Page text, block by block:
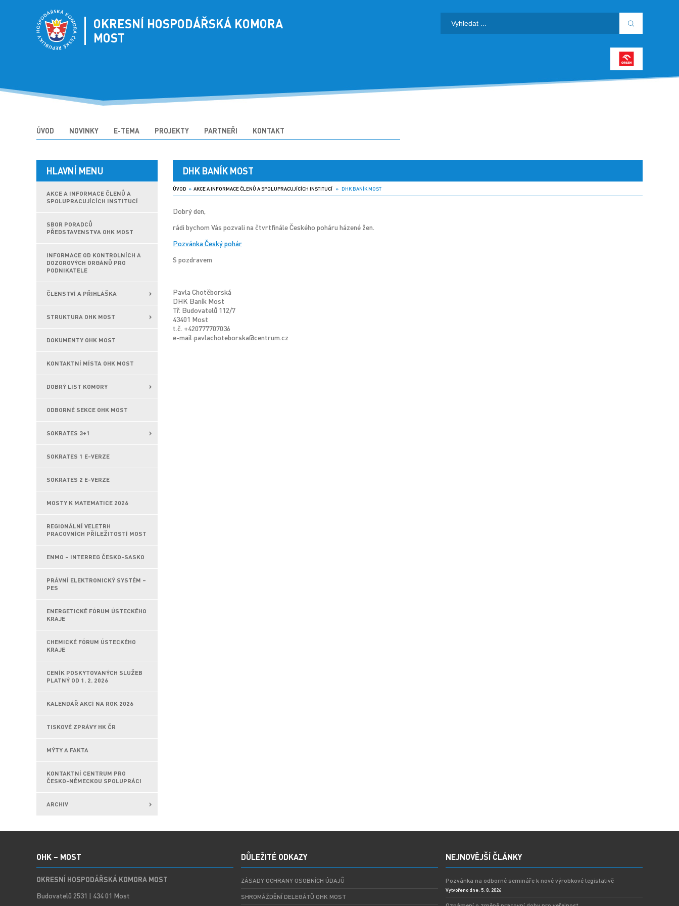
OKRESNÍ HOSPODÁŘSKÁ KOMORA
MOST
ÚVOD NOVINKY E-TEMA PROJEKTY PARTNEŘI KONTAKT
HLAVNÍ MENU
AKCE A INFORMACE ČLENŮ A
SPOLUPRACUJÍCÍCH INSTITUCÍ
SBOR PORADCŮ
PŘEDSTAVENSTVA OHK MOST
INFORMACE OD KONTROLNÍCH A
DOZOROVÝCH ORGÁNŮ PRO
PODNIKATELE
ČLENSTVÍ A PŘIHLÁŠKA
STRUKTURA OHK MOST
DOKUMENTY OHK MOST
KONTAKTNÍ MÍSTA OHK MOST
DOBRÝ LIST KOMORY
ODBORNÉ SEKCE OHK MOST
SOKRATES 3+1
SOKRATES 1 E-VERZE
SOKRATES 2 E-VERZE
MOSTY K MATEMATICE 2026
REGIONÁLNÍ VELETRH
PRACOVNÍCH PŘÍLEŽITOSTÍ MOST
ENMO – INTERREG ČESKO-SASKO
PRÁVNÍ ELEKTRONICKÝ SYSTÉM –
PES
ENERGETICKÉ FÓRUM ÚSTECKÉHO
KRAJE
CHEMICKÉ FÓRUM ÚSTECKÉHO
KRAJE
CENÍK POSKYTOVANÝCH SLUŽEB
PLATNÝ OD 1. 2. 2026
KALENDÁŘ AKCÍ NA ROK 2026
TISKOVÉ ZPRÁVY HK ČR
MÝTY A FAKTA
KONTAKTNÍ CENTRUM PRO
ČESKO-NĚMECKOU SPOLUPRÁCI
ARCHIV
DHK BANÍK MOST
ÚVOD » AKCE A INFORMACE ČLENŮ A SPOLUPRACUJÍCÍCH INSTITUCÍ » DHK BANÍK MOST
Dobrý den,
rádi bychom Vás pozvali na čtvrtfinále Českého poháru házené žen.
Pozvánka Český pohár
S pozdravem
Pavla Chotěborská
DHK Baník Most
Tř. Budovatelů 112/7
43401 Most
t.č. +420777707036
e-mail:pavlachoteborska@centrum.cz
OHK – MOST
OKRESNÍ HOSPODÁŘSKÁ KOMORA MOST
Budovatelů 2531 | 434 01 Most
DŮLEŽITÉ ODKAZY
ZÁSADY OCHRANY OSOBNÍCH ÚDAJŮ
SHROMÁŽDĚNÍ DELEGÁTŮ OHK MOST
NEJNOVĚJŠÍ ČLÁNKY
Pozvánka na odborné semináře k nové výrobkové legislativě
Vytvořeno dne: 5. 8. 2026